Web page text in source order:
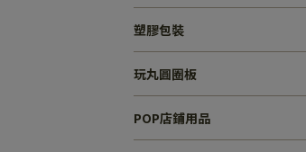
塑膠包裝
玩丸圓圈板
POP店鋪用品